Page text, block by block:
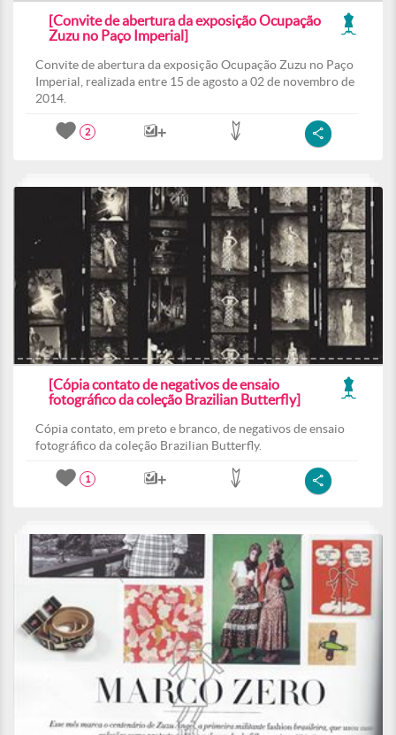
[Convite de abertura da exposição Ocupação
Zuzu no Paço Imperial]
Convite de abertura da exposição Ocupação Zuzu no Paço
Imperial, realizada entre 15 de agosto a 02 de novembro de
2014.
2
[Cópia contato de negativos de ensaio
fotográfico da coleção Brazilian Butterfly]
Cópia contato, em preto e branco, de negativos de ensaio
fotográfico da coleção Brazilian Butterfly.
1